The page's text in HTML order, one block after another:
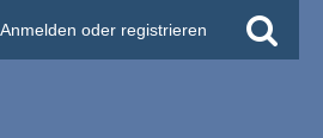
Anmelden oder registrieren